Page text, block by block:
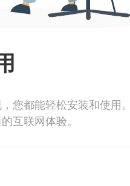
您都能轻松安装和使用。
互联网体验。